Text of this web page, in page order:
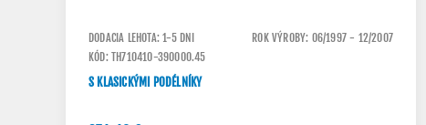
DODACIA LEHOTA: 1-5 DNI
ROK VÝROBY: 06/1997 - 12/2007
KÓD: TH710410-390000.45
S KLASICKÝMI PODÉLNÍKY